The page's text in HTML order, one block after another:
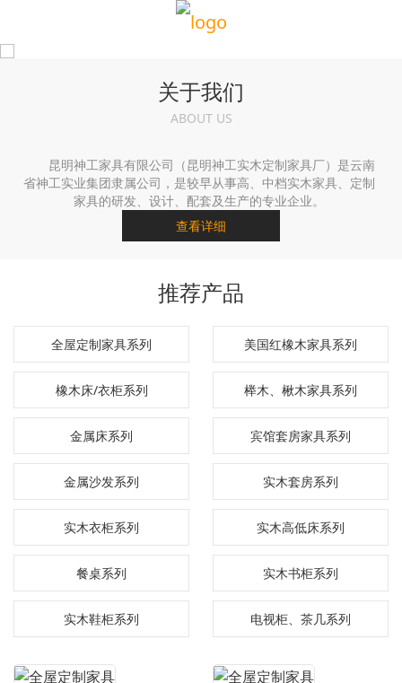
关于我们
ABOUT US
昆明神工家具有限公司（昆明神工实木定制家具厂）是云南
省神工实业集团隶属公司，是较早从事高、中档实木家具、定制
家具的研发、设计、配套及生产的专业企业。
查看详细
推荐产品
全屋定制家具系列 美国红橡木家具系列
橡木床/衣柜系列 榉木、楸木家具系列
金属床系列 宾馆套房家具系列
金属沙发系列 实木套房系列
实木衣柜系列 实木高低床系列
餐桌系列 实木书柜系列
实木鞋柜系列 电视柜、茶几系列